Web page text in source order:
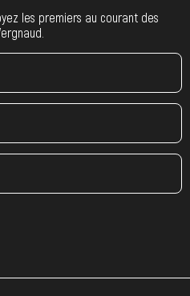
les premiers au courant des